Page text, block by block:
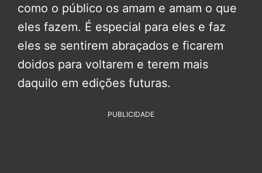
como o público os amam e amam o que
eles fazem. É especial para eles e faz
eles se sentirem abraçados e ficarem
doidos para voltarem e terem mais
daquilo em edições futuras.
PUBLICIDADE